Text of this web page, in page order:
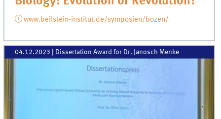
www.beilstein-institut.de/symposien/bozen/
04.12.2023 | Dissertation Award for Dr. Janosch Menke